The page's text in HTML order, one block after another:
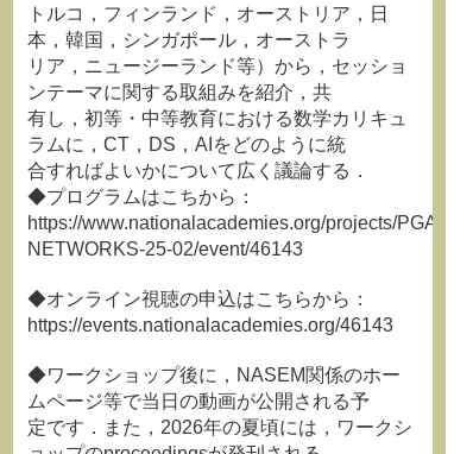
トルコ，フィンランド，オーストリア，日
本，韓国，シンガポール，オーストラ
リア，ニュージーランド等）から，セッショ
ンテーマに関する取組みを紹介，共
有し，初等・中等教育における数学カリキュ
ラムに，CT，DS，AIをどのように統
合すればよいかについて広く議論する．
◆プログラムはこちから：
https://www.nationalacademies.org/projects/PGA-
NETWORKS-25-02/event/46143
◆オンライン視聴の申込はこちらから：
https://events.nationalacademies.org/46143
◆ワークショップ後に，NASEM関係のホー
ムページ等で当日の動画が公開される予
定です．また，2026年の夏頃には，ワークシ